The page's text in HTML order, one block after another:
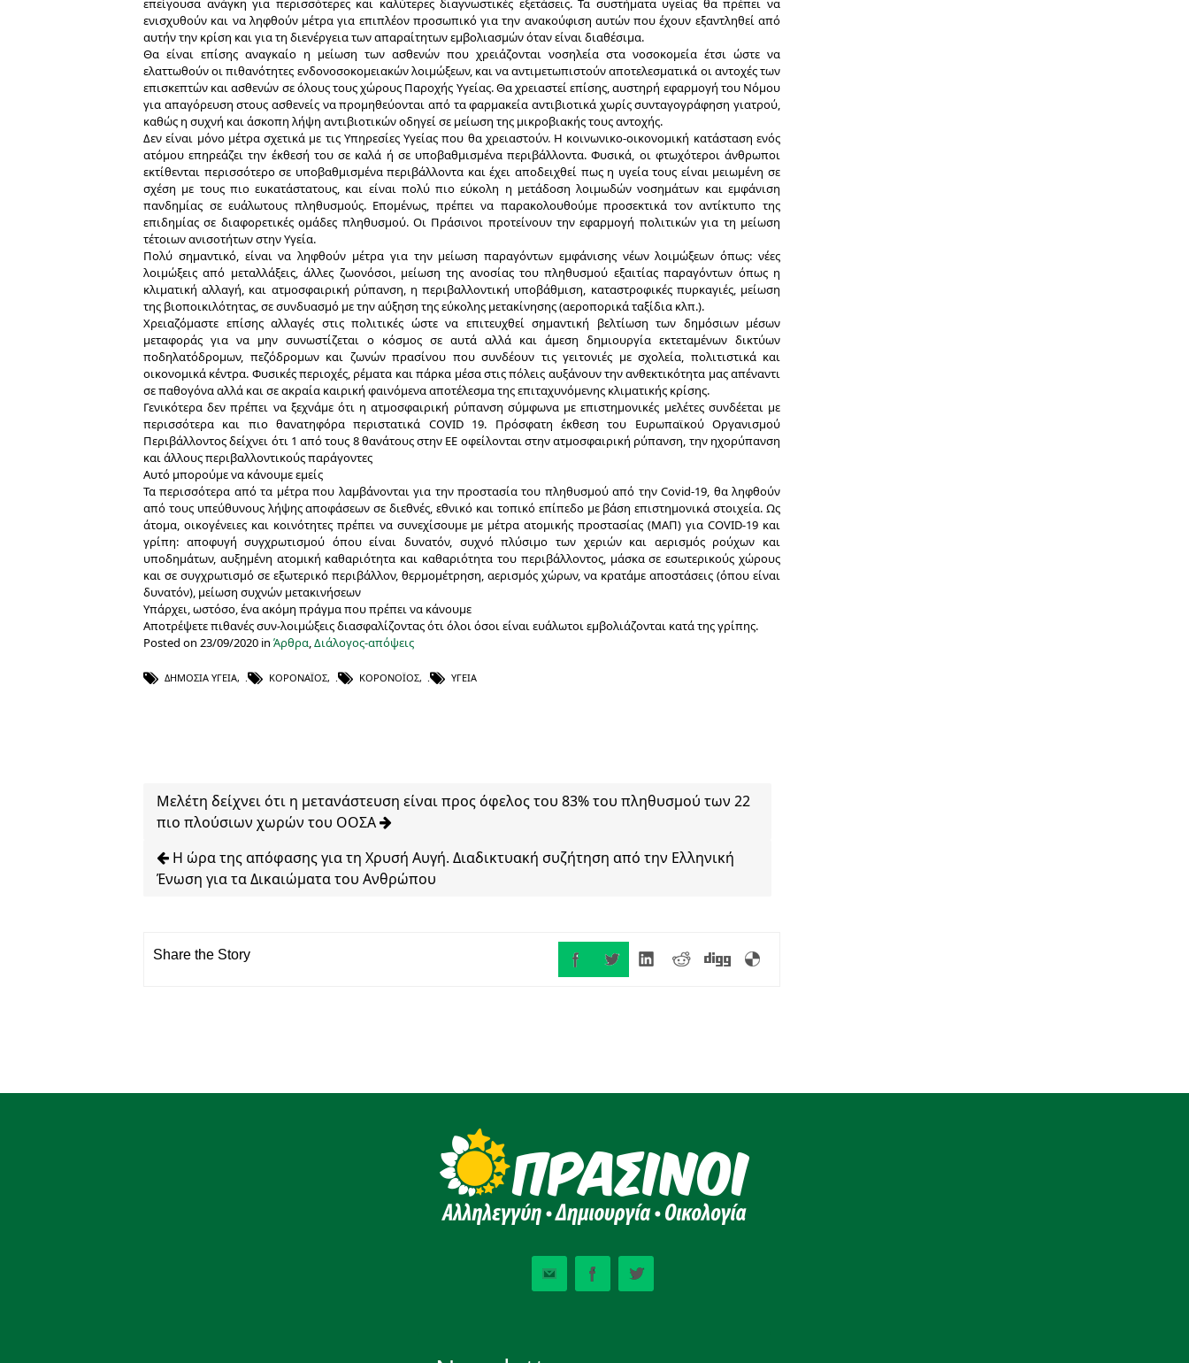
επείγουσα ανάγκη για περισσότερες και καλύτερες διαγνωστικές εξετάσεις. Τα συστήματα υγείας θα πρέπει να
ενισχυθούν και να ληφθούν μέτρα για επιπλέον προσωπικό για την ανακούφιση αυτών που έχουν εξαντληθεί από
αυτήν την κρίση και για τη διενέργεια των απαραίτητων εμβολιασμών όταν είναι διαθέσιμα.
Θα είναι επίσης αναγκαίο η μείωση των ασθενών που χρειάζονται νοσηλεία στα νοσοκομεία έτσι ώστε να
ελαττωθούν οι πιθανότητες ενδονοσοκομειακών λοιμώξεων, και να αντιμετωπιστούν αποτελεσματικά οι αντοχές των
επισκεπτών και ασθενών σε όλους τους χώρους Παροχής Υγείας. Θα χρειαστεί επίσης, αυστηρή εφαρμογή του Νόμου
για απαγόρευση στους ασθενείς να προμηθεύονται από τα φαρμακεία αντιβιοτικά χωρίς συνταγογράφηση γιατρού,
καθώς η συχνή και άσκοπη λήψη αντιβιοτικών οδηγεί σε μείωση της μικροβιακής τους αντοχής.
Δεν είναι μόνο μέτρα σχετικά με τις Υπηρεσίες Υγείας που θα χρειαστούν. Η κοινωνικο-οικονομική κατάσταση ενός
ατόμου επηρεάζει την έκθεσή του σε καλά ή σε υποβαθμισμένα περιβάλλοντα. Φυσικά, οι φτωχότεροι άνθρωποι
εκτίθενται περισσότερο σε υποβαθμισμένα περιβάλλοντα και έχει αποδειχθεί πως η υγεία τους είναι μειωμένη σε
σχέση με τους πιο ευκατάστατους, και είναι πολύ πιο εύκολη η μετάδοση λοιμωδών νοσημάτων και εμφάνιση
πανδημίας σε ευάλωτους πληθυσμούς. Επομένως, πρέπει να παρακολουθούμε προσεκτικά τον αντίκτυπο της
επιδημίας σε διαφορετικές ομάδες πληθυσμού. Οι Πράσινοι προτείνουν την εφαρμογή πολιτικών για τη μείωση
τέτοιων ανισοτήτων στην Υγεία.
Πολύ σημαντικό, είναι να ληφθούν μέτρα για την μείωση παραγόντων εμφάνισης νέων λοιμώξεων όπως: νέες
λοιμώξεις από μεταλλάξεις, άλλες ζωονόσοι, μείωση της ανοσίας του πληθυσμού εξαιτίας παραγόντων όπως η
κλιματική αλλαγή, και ατμοσφαιρική ρύπανση, η περιβαλλοντική υποβάθμιση, καταστροφικές πυρκαγιές, μείωση
της βιοποικιλότητας, σε συνδυασμό με την αύξηση της εύκολης μετακίνησης (αεροπορικά ταξίδια κλπ.).
Χρειαζόμαστε επίσης αλλαγές στις πολιτικές ώστε να επιτευχθεί σημαντική βελτίωση των δημόσιων μέσων
μεταφοράς για να μην συνωστίζεται ο κόσμος σε αυτά αλλά και άμεση δημιουργία εκτεταμένων δικτύων
ποδηλατόδρομων, πεζόδρομων και ζωνών πρασίνου που συνδέουν τις γειτονιές με σχολεία, πολιτιστικά και
οικονομικά κέντρα. Φυσικές περιοχές, ρέματα και πάρκα μέσα στις πόλεις αυξάνουν την ανθεκτικότητα μας απέναντι
σε παθογόνα αλλά και σε ακραία καιρική φαινόμενα αποτέλεσμα της επιταχυνόμενης κλιματικής κρίσης.
Γενικότερα δεν πρέπει να ξεχνάμε ότι η ατμοσφαιρική ρύπανση σύμφωνα με επιστημονικές μελέτες συνδέεται με
περισσότερα και πιο θανατηφόρα περιστατικά COVID 19. Πρόσφατη έκθεση του Ευρωπαϊκού Οργανισμού
Περιβάλλοντος δείχνει ότι 1 από τους 8 θανάτους στην ΕΕ οφείλονται στην ατμοσφαιρική ρύπανση, την ηχορύπανση
και άλλους περιβαλλοντικούς παράγοντες
Αυτό μπορούμε να κάνουμε εμείς
Τα περισσότερα από τα μέτρα που λαμβάνονται για την προστασία του πληθυσμού από την Covid-19, θα ληφθούν
από τους υπεύθυνους λήψης αποφάσεων σε διεθνές, εθνικό και τοπικό επίπεδο με βάση επιστημονικά στοιχεία. Ως
άτομα, οικογένειες και κοινότητες πρέπει να συνεχίσουμε με μέτρα ατομικής προστασίας (ΜΑΠ) για COVID-19 και
γρίπη: αποφυγή συγχρωτισμού όπου είναι δυνατόν, συχνό πλύσιμο των χεριών και αερισμός ρούχων και
υποδημάτων, αυξημένη ατομική καθαριότητα και καθαριότητα του περιβάλλοντος, μάσκα σε εσωτερικούς χώρους
και σε συγχρωτισμό σε εξωτερικό περιβάλλον, θερμομέτρηση, αερισμός χώρων, να κρατάμε αποστάσεις (όπου είναι
δυνατόν), μείωση συχνών μετακινήσεων
Υπάρχει, ωστόσο, ένα ακόμη πράγμα που πρέπει να κάνουμε
Αποτρέψετε πιθανές συν-λοιμώξειςδιασφαλίζοντας ότι όλοι όσοι είναι ευάλωτοι εμβολιάζονται κατά της γρίπης.
Posted on 23/09/2020 in Άρθρα,Διάλογος-απόψεις
ΔΗΜΌΣΙΑ ΥΓΕΊΑ, ΚΟΡΟΝΑΪΌΣ, ΚΟΡΟΝΟΪΌΣ, ΥΓΕΊΑ
Μελέτη δείχνει ότι η μετανάστευση είναι προς όφελος του 83% του πληθυσμού των 22
πιο πλούσιων χωρών του ΟΟΣΑ
H ώρα της απόφασης για τη Χρυσή Αυγή. Διαδικτυακή συζήτηση από την Ελληνική
Ένωση για τα Δικαιώματα του Ανθρώπου
Share the Story